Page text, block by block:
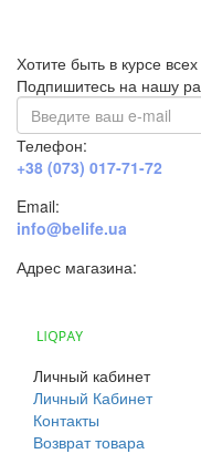
Хотите быть в курсе
Подпишитесь на нашу
Телефон:
+38 (073) 017-71-72
Email:
info@belife.ua
Адрес магазина:
Личный кабинет
Личный Кабинет
Контакты
Возврат товара